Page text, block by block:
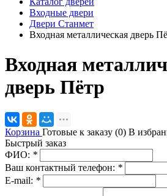
Входные двери
Двери Станмет
Входная металлическая дверь
Входная
дверь Пётр
Корзина Готовые к заказу (0) В
Быстрый заказ
ФИО: *
Ваш контактный телефон: *
E-mail: *